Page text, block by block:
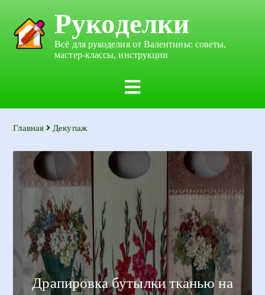
Рукоделки
Всё для рукоделия от Валентины: советы,
мастер-классы, инструкции
Главная Декупаж
Драпировка бутылки тканью на